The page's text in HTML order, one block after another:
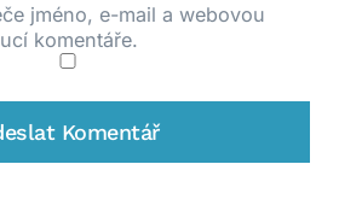
jméno, e-mail a webovou
komentáře.